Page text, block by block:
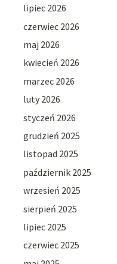
lipiec 2026
czerwiec 2026
maj 2026
kwiecień 2026
marzec 2026
luty 2026
styczeń 2026
grudzień 2025
listopad 2025
październik 2025
wrzesień 2025
sierpień 2025
lipiec 2025
czerwiec 2025